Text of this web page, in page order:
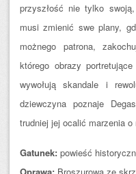
przyszłość nie tylko
musi zmienić swe plany,
możnego patrona,
którego obrazy
wywołują skandale i
dziewczyna poznaje
trudniej jej ocalić marzenia
Gatunek: powieść